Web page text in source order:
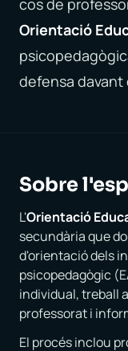
cos de
Orientació
defensa davant
Sobre
L'Orientació
secundària que
d'orientació dels
psicopedagògic
individual, treball
professorat i
El procés inclou